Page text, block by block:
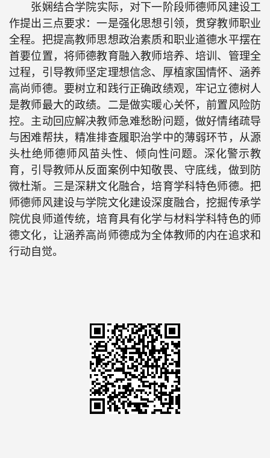
张娴结合学院实际，对下一阶段师德师风建设工
作提出三点要求：一是强化思想引领，贯穿教师职业
全程。把提高教师思想政治素质和职业道德水平摆在
首要位置，将师德教育融入教师培养、培训、管理全
过程，引导教师坚定理想信念、厚植家国情怀、涵养
高尚师德。 要树立和践行正确政绩观，牢记立德树人
是教师最大的政绩。 二是做实暖心关怀，前置风险防
控。主动回应解决教师急难愁盼问题，做好情绪疏导
与困难帮扶，精准排查履职治学中的薄弱环节，从源
头杜绝师德师风苗头性、倾向性问题。深化警示教
育，引导教师从反面案例中知敬畏、守底线，做到防
微杜渐。 三是深耕文化融合，培育学科特色师德。把
师德师风建设与学院文化建设深度融合，挖掘传承学
院优良师道传统，培育具有化学与材料学科特色的师
德文化，让涵养高尚师德成为全体教师的内在追求和
行动自觉。